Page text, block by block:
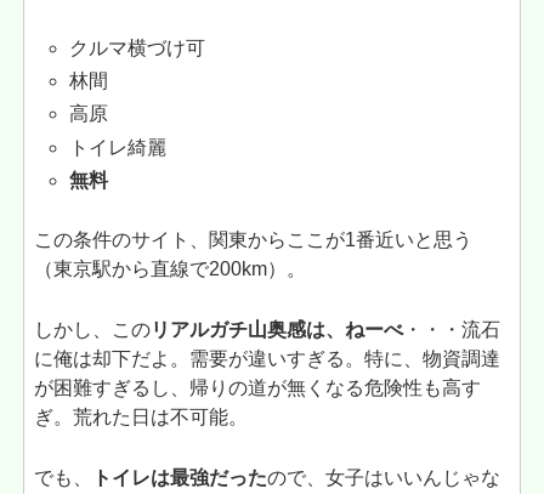
クルマ横づけ可
林間
高原
トイレ綺麗
無料
この条件のサイト、関東からここが1番近いと思う
（東京駅から直線で200km）。
しかし、このリアルガチ山奥感は、ねーべ・・・流石
に俺は却下だよ。需要が違いすぎる。特に、物資調達
が困難すぎるし、帰りの道が無くなる危険性も高す
ぎ。荒れた日は不可能。
でも、 トイレは最強だったので、女子はいいんじゃな